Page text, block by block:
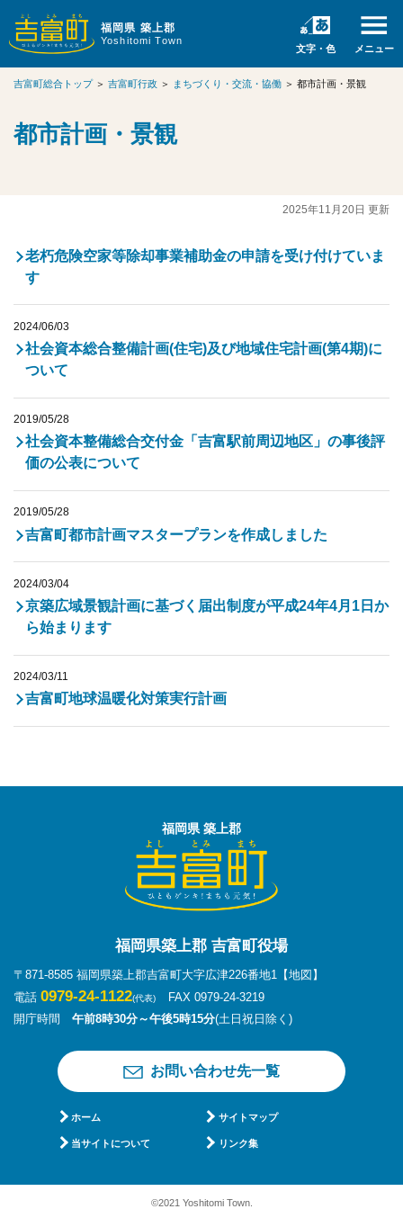
福岡県 築上郡
Yoshitomi Town
文字・色 メニュー
吉富町総合トップ＞ 吉富町行政 ＞ まちづくり・交流・協働 ＞ 都市計画・景観
都市計画・景観
2025年11月20日 更新
老朽危険空家等除却事業補助金の申請を受け付けていま
す
社会資本総合整備計画(住宅)及び地域住宅計画(第4期)に
ついて
2024/06/03
社会資本整備総合交付金「吉富駅前周辺地区」の事後評
価の公表について
2019/05/28
吉富町都市計画マスタープランを作成しました
2019/05/28
京築広域景観計画に基づく届出制度が平成24年4月1日か
ら始まります
2024/03/04
吉富町地球温暖化対策実行計画
2024/03/11
福岡県 築上郡
福岡県築上郡 吉富町役場
〒871-8585 福岡県築上郡吉富町大字広津226番地1 【地図】
電話 0979-24-1122(代表)
FAX 0979-24-3219
開庁時間 午前8時30分～午後5時15分(土日祝日除く)
お問い合わせ先一覧
ホーム サイトマップ
当サイトについて リンク集
©2021 Yoshitomi Town.